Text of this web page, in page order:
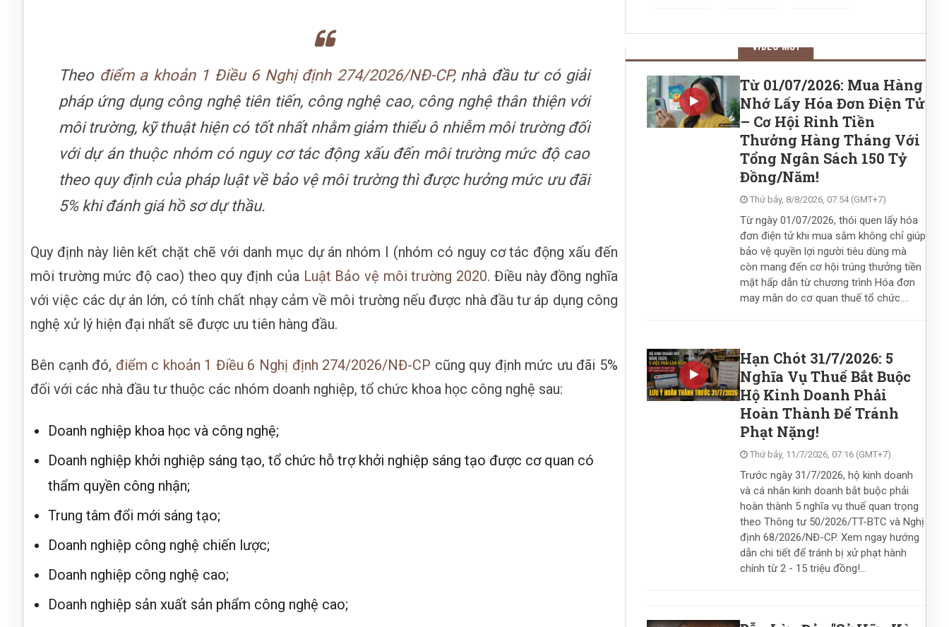
Theo điểm a khoản 1 Điều 6 Nghị định 274/2026/NĐ-CP, nhà đầu tư có giải
pháp ứng dụng công nghệ tiên tiến, công nghệ cao, công nghệ thân thiện với
môi trường, kỹ thuật hiện có tốt nhất nhằm giảm thiểu ô nhiễm môi trường đối
với dự án thuộc nhóm có nguy cơ tác động xấu đến môi trường mức độ cao
theo quy định của pháp luật về bảo vệ môi trường thì được hưởng mức ưu đãi
5% khi đánh giá hồ sơ dự thầu.
Quy định này liên kết chặt chẽ với danh mục dự án nhóm I (nhóm có nguy cơ tác động xấu đến
môi trường mức độ cao) theo quy định của Luật Bảo vệ môi trường 2020. Điều này đồng nghĩa
với việc các dự án lớn, có tính chất nhạy cảm về môi trường nếu được nhà đầu tư áp dụng công
nghệ xử lý hiện đại nhất sẽ được ưu tiên hàng đầu.
Bên cạnh đó, điểm c khoản 1 Điều 6 Nghị định 274/2026/NĐ-CP cũng quy định mức ưu đãi 5%
đối với các nhà đầu tư thuộc các nhóm doanh nghiệp, tổ chức khoa học công nghệ sau:
Doanh nghiệp khoa học và công nghệ;
Doanh nghiệp khởi nghiệp sáng tạo, tổ chức hỗ trợ khởi nghiệp sáng tạo được cơ quan có
thẩm quyền công nhận;
Trung tâm đổi mới sáng tạo;
Doanh nghiệp công nghệ chiến lược;
Doanh nghiệp công nghệ cao;
Doanh nghiệp sản xuất sản phẩm công nghệ cao;
VIDEO MỚI
Từ 01/07/2026: Mua Hàng
Nhớ Lấy Hóa Đơn Điện Tử
– Cơ Hội Rinh Tiền
Thưởng Hàng Tháng Với
Tổng Ngân Sách 150 Tỷ
Đồng/Năm!
Thứ bảy, 8/8/2026, 07:54 (GMT+7)
Từ ngày 01/07/2026, thói quen lấy hóa
đơn điện tử khi mua sắm không chỉ giúp
bảo vệ quyền lợi người tiêu dùng mà
còn mang đến cơ hội trúng thưởng tiền
mặt hấp dẫn từ chương trình Hóa đơn
may mắn do cơ quan thuế tổ chức....
Hạn Chót 31/7/2026: 5
Nghĩa Vụ Thuế Bắt Buộc
Hộ Kinh Doanh Phải
Hoàn Thành Để Tránh
Phạt Nặng!
Thứ bảy, 11/7/2026, 07:16 (GMT+7)
Trước ngày 31/7/2026, hộ kinh doanh
và cá nhân kinh doanh bắt buộc phải
hoàn thành 5 nghĩa vụ thuế quan trọng
theo Thông tư 50/2026/TT-BTC và Nghị
định 68/2026/NĐ-CP. Xem ngay hướng
dẫn chi tiết để tránh bị xử phạt hành
chính từ 2 - 15 triệu đồng!...